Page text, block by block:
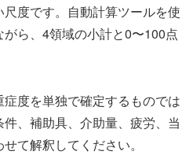
度です。自動計算ツールを使
ら、4領域の小計と0〜100点
度を単独で確定するものでは
、補助具、介助量、疲労、当
て解釈してください。